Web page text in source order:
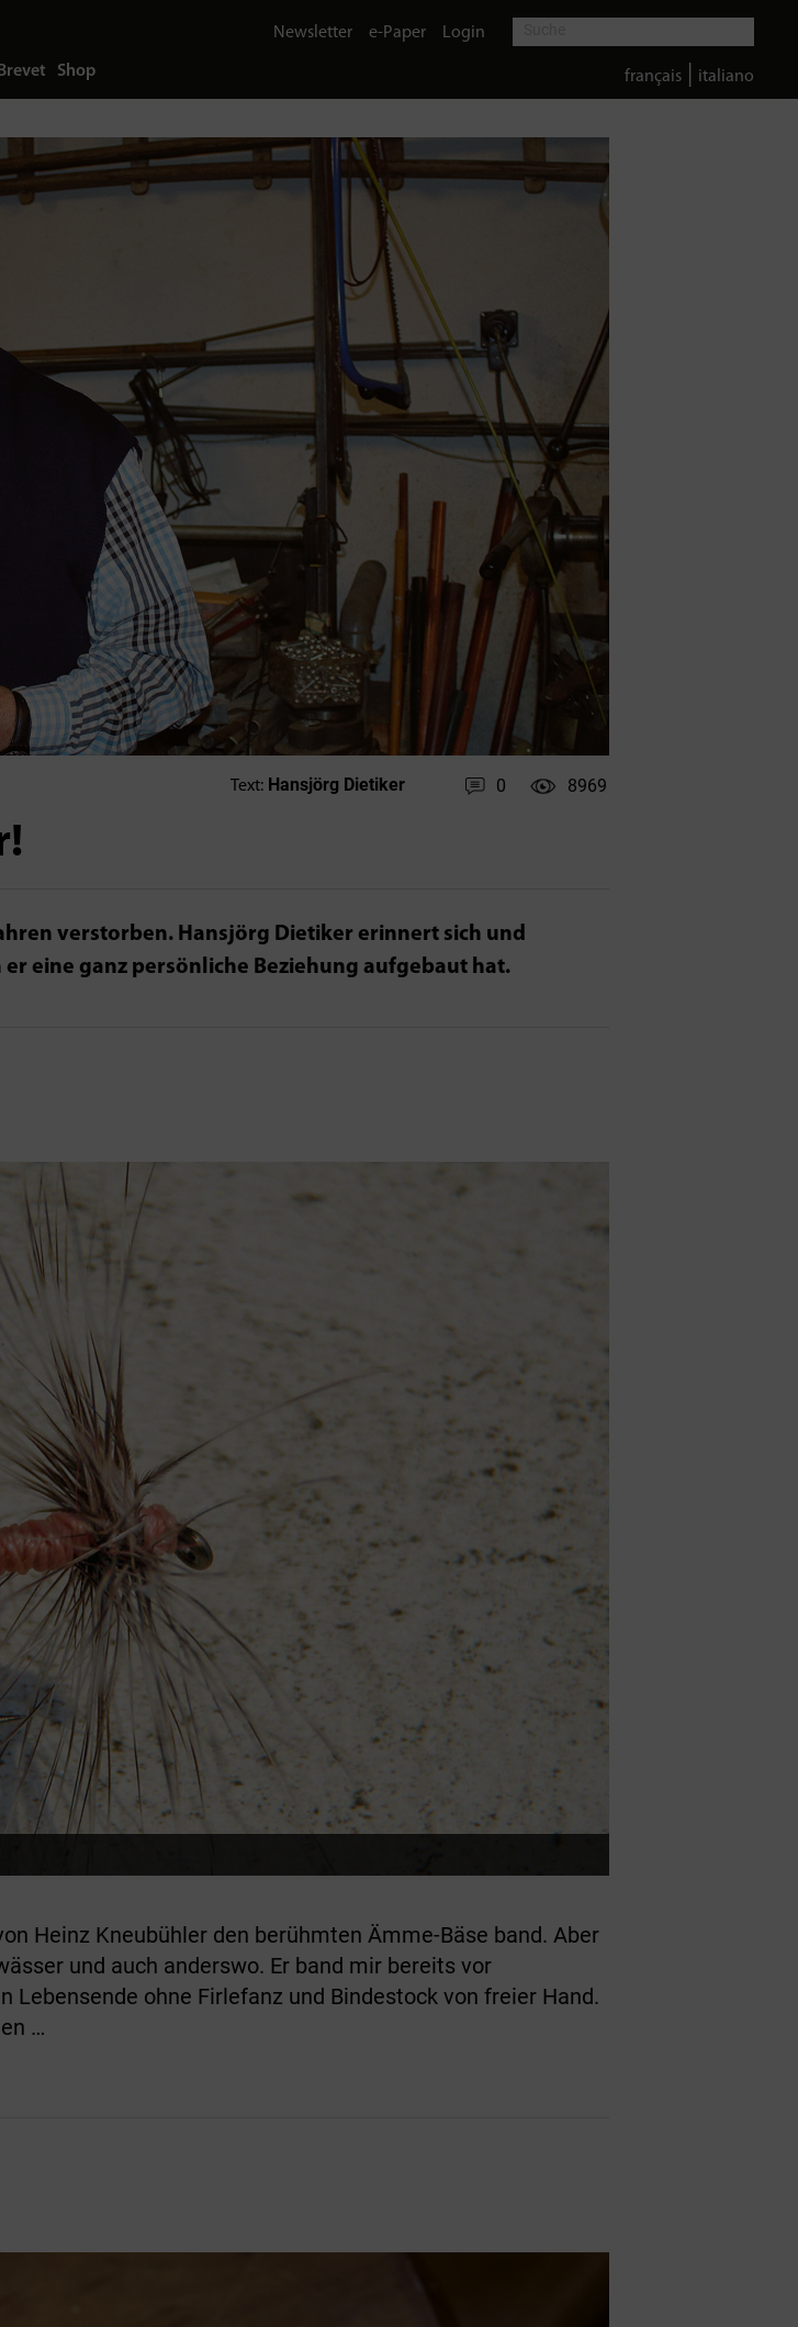
Shop
Newsletter e-Paper Login
français italiano
Text: Hansjörg Dietiker 0 8969
verstorben. Hansjörg Dietiker erinnert sich und
eine ganz persönliche Beziehung aufgebaut hat.
Heinz Kneubühler den berühmten Ämme-Bäse band. Aber
und auch anderswo. Er band mir bereits vor
ohne Firlefanz und Bindestock von freier Hand.
…